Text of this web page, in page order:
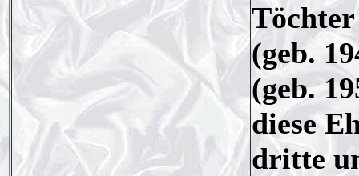
(geb.
(geb.
diese
dritte